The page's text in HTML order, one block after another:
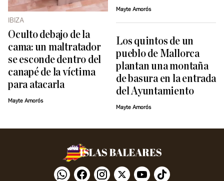
IBIZA
Oculto debajo de la
cama: un maltratador
se esconde dentro del
canapé de la víctima
para atacarla
Mayte Amorós
Mayte Amorós
Los quintos de un
pueblo de Mallorca
plantan una montaña
de basura en la entrada
del Ayuntamiento
Mayte Amorós